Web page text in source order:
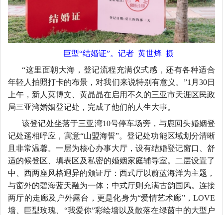
巨型“结婚证”。记者 黄世烽 摄
“这里面朝大海，登记流程充满仪式感，还有各种适合
年轻人拍照打卡的布景，对我们来说特别有意义。”1月30日
上午，新人莫博文、黄晶晶在启用不久的三亚市天涯区民政
局三亚湾婚姻登记处，完成了他们的人生大事。
该登记处坐落于三亚湾10号停车场旁，与鹿回头婚姻登
记处遥相呼应，寓意“山盟海誓”。登记处功能区域划分清晰
且非常温馨。一层为核心办事大厅，设有结婚登记窗口、舒
适的候登区、填表区及私密的婚姻家庭辅导室。二层设置了
中、西两座风格迥异的颁证厅：西式厅以蔚蓝海洋为主题，
与窗外的碧海蓝天融为一体；中式厅则充满古韵国风。连接
两厅的走廊及户外露台，更是化身为“爱情艺术廊”，LOVE
墙、巨型玫瑰、“我爱你”彩绘墙以及散落在绿茵中的大型户